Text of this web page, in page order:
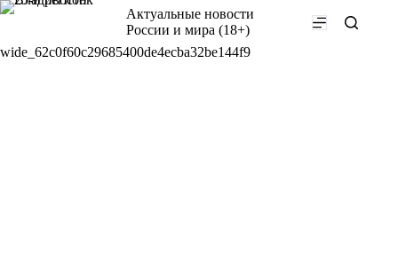
Перейти
Актуальные новости
России и мира (18+)
wide_62c0f60c29685400de4ecba32be144f9